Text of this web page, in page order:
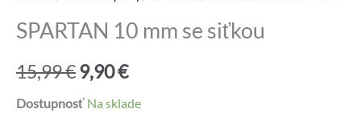
SPARTAN 10 mm se siťkou
15,99€Pôvodná
cena
9,90€Aktuálna
cena
Dostupnosť Na sklade